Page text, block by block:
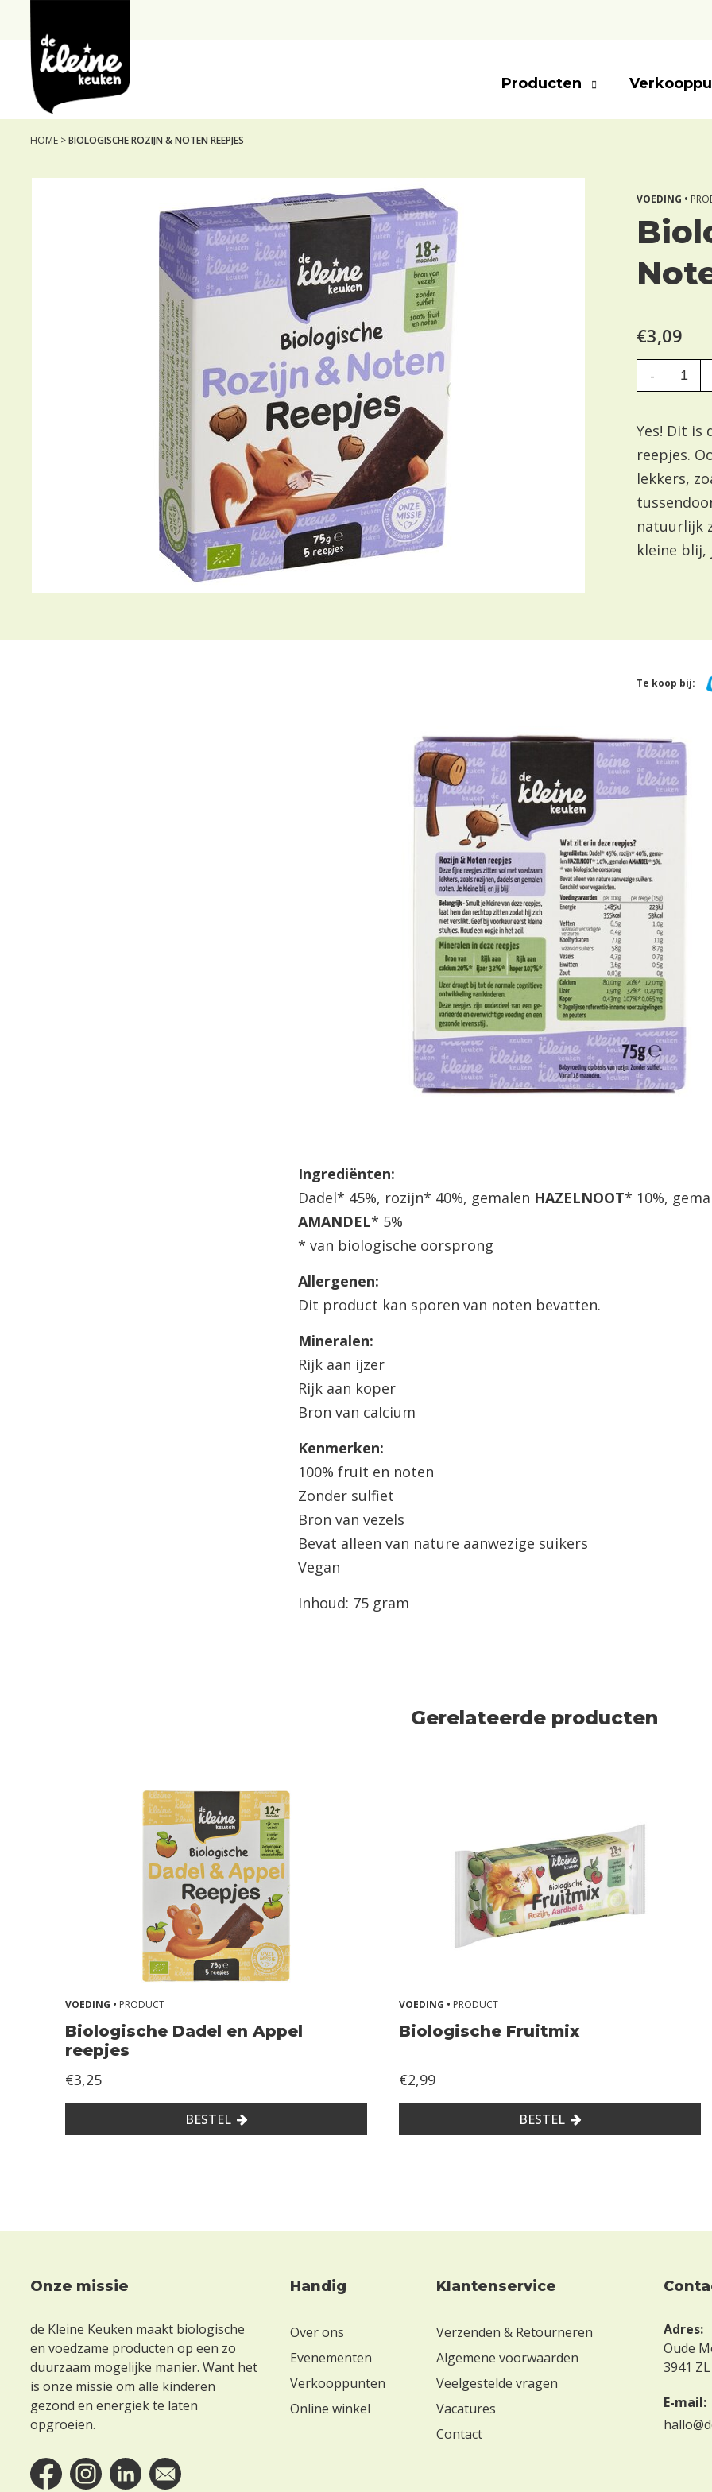
Kleine
Keuken
Producten
HOME >BIOLOGISCHE ROZIJN & NOTEN REEPJES
VOEDING •
€3,09
-
Yes! Dit is
reepjes.
lekkers,
natuurlijk
kleine blij,
Te koop bij:
Ingrediënten:
Dadel* 45%, rozijn* 40%, gemalen HAZELNOOT* 10%,
AMANDEL* 5%
* van biologische oorsprong
Allergenen:
Dit product kan sporen van noten bevatten.
Mineralen:
Rijk aan ijzer
Rijk aan koper
Bron van calcium
Kenmerken:
100% fruit en noten
Zonder sulfiet
Bron van vezels
Bevat alleen van nature aanwezige suikers
Vegan
Inhoud: 75 gram
Gerelateerde producten
VOEDING • PRODUCT
Biologische Dadel en Appel
reepjes
€3,25
BESTEL
VOEDING • PRODUCT
Biologische Fruitmix
€2,99
BESTEL
Footer
Onze missie
de Kleine Keuken maakt biologische
en voedzame producten op een zo
duurzaam mogelijke manier. Want het
is onze missie om alle kinderen
gezond en energiek te laten
opgroeien.
Handig
Over ons
Evenementen
Verkooppunten
Online winkel
Klantenservice
Verzenden & Retourneren
Algemene voorwaarden
Veelgestelde vragen
Vacatures
Contact
Adres:
Oude
3941
E-mail: